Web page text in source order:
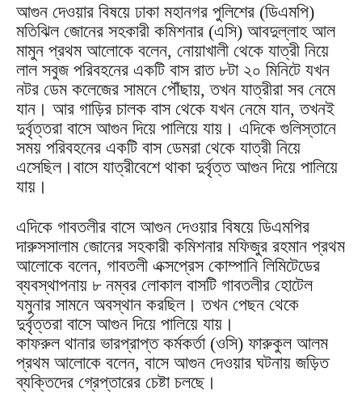
আগুন দেওয়ার বিষয়ে ঢাকা মহানগর পুলিশের (ডিএমপি)
মতিঝিল জোনের সহকারী কমিশনার (এসি) আবদুল্লাহ আল
মামুন প্রথম আলোকে বলেন, নোয়াখালী থেকে যাত্রী নিয়ে
লাল সবুজ পরিবহনের একটি বাস রাত ৮টা ২০ মিনিটে যখন
নটর ডেম কলেজের সামনে পৌঁছায়, তখন যাত্রীরা সব নেমে
যান। আর গাড়ির চালক বাস থেকে যখন নেমে যান, তখনই
দুর্বৃত্তরা বাসে আগুন দিয়ে পালিয়ে যায়। এদিকে গুলিস্তানে
সময় পরিবহনের একটি বাস ডেমরা থেকে যাত্রী নিয়ে
এসেছিল।বাসে যাত্রীবেশে থাকা দুর্বৃত্ত আগুন দিয়ে পালিয়ে
যায়।
এদিকে গাবতলীর বাসে আগুন দেওয়ার বিষয়ে ডিএমপির
দারুসসালাম জোনের সহকারী কমিশনার মফিজুর রহমান প্রথম
আলোকে বলেন, গাবতলী এক্সপ্রেস কোম্পানি লিমিটেডের
ব্যবস্থাপনায় ৮ নম্বর লোকাল বাসটি গাবতলীর হোটেল
যমুনার সামনে অবস্থান করছিল। তখন পেছন থেকে
দুর্বৃত্তরা বাসে আগুন দিয়ে পালিয়ে যায়।
কাফরুল থানার ভারপ্রাপ্ত কর্মকর্তা (ওসি) ফারুকুল আলম
প্রথম আলোকে বলেন, বাসে আগুন দেওয়ার ঘটনায় জড়িত
ব্যক্তিদের গ্রেপ্তারের চেষ্টা চলছে।